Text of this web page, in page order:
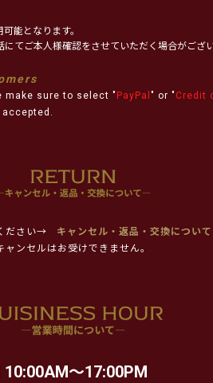
能となります。
てご本人様確認をさせていただく場合がござい
make sure to select " PayPal " or " Credit
ださい→
キャンセル・返品・交換について
ンセルはお受けできません。
10:00AM～17:00PM